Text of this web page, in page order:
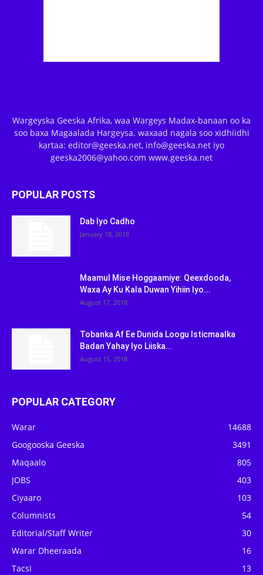
Wargeyska Geeska Afrika, waa Wargeys Madax-banaan oo ka
soo baxa Magaalada Hargeysa. waxaad nagala soo xidhiidhi
kartaa: editor@geeska.net, info@geeska.net iyo
geeska2006@yahoo.com www.geeska.net
POPULAR POSTS
Dab Iyo Cadho
January 18, 2018
Maamul Mise Hoggaamiye: Qeexdooda,
Waxa Ay Ku Kala Duwan Yihiin Iyo...
August 17, 2018
Tobanka Af Ee Dunida Loogu Isticmaalka
Badan Yahay Iyo Liiska...
August 15, 2018
POPULAR CATEGORY
Warar
14688
Googooska Geeska
3491
Maqaalo
805
JOBS
403
Ciyaaro
103
Columnists
54
Editorial/Staff Writer
30
Warar Dheeraada
16
Tacsi
13